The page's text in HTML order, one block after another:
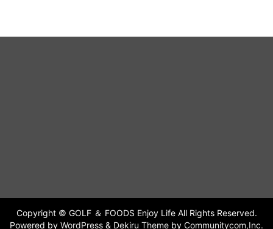
Copyright © GOLF ＆ FOODS Enjoy Life All Rights Reserved.
Powered by WordPress & Dekiru Theme by Communitycom,Inc.